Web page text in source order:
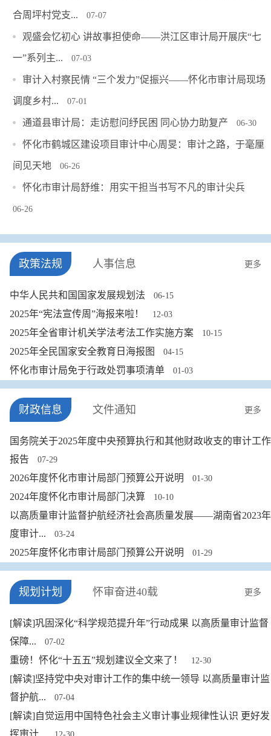
合周坪村党支... 07-07
观盛会忆初心 讲故事担使命——洪江区审计局开展庆“七
一”系列主... 07-03
审计入村察民情 “三个发力”促振兴——怀化市审计局现场
调度乡村... 07-01
通道县审计局：走访慰问纾民困 同心协力助复产 06-30
怀化市鹤城区建设项目审计中心周旻：审计之路，于毫厘
间见天地 06-26
怀化市审计局舒维：用实干担当书写不凡的审计尖兵
06-26
政策法规 人事信息 更多
中华人民共和国国家发展规划法 06-15
2025年“宪法宣传周”海报来啦！ 12-03
2025年全省审计机关学法考法工作实施方案 10-15
2025年全民国家安全教育日海报图 04-15
怀化市审计局免于行政处罚事项清单 01-03
财政信息 文件通知 更多
国务院关于2025年度中央预算执行和其他财政收支的审计工作
报告
07-29
2026年度怀化市审计局部门预算公开说明 01-30
2024年度怀化市审计局部门决算 10-10
以高质量审计监督护航经济社会高质量发展——湖南省2023年
度审计...
03-24
2025年度怀化市审计局部门预算公开说明 01-29
规划计划 怀审奋进40载 更多
[解读]巩固深化“科学规范提升年”行动成果 以高质量审计监督
保障...
07-02
重磅！怀化“十五五”规划建议全文来了！ 12-30
[解读]坚持党中央对审计工作的集中统一领导 以高质量审计监
督护航...
07-04
[解读]自觉运用中国特色社会主义审计事业规律性认识 更好发